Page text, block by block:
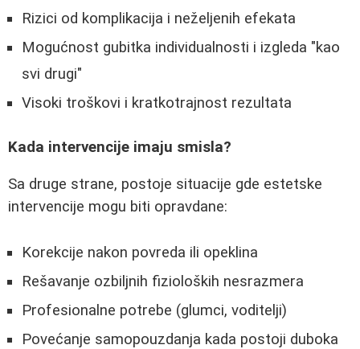
Rizici od komplikacija i neželjenih efekata
Mogućnost gubitka individualnosti i izgleda "kao
svi drugi"
Visoki troškovi i kratkotrajnost rezultata
Kada intervencije imaju smisla?
Sa druge strane, postoje situacije gde estetske
intervencije mogu biti opravdane:
Korekcije nakon povreda ili opeklina
Rešavanje ozbiljnih fizioloških nesrazmera
Profesionalne potrebe (glumci, voditelji)
Povećanje samopouzdanja kada postoji duboka